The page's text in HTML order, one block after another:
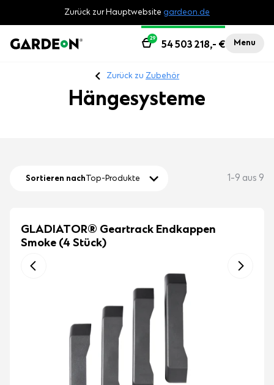
Zurück zur Hauptwebsite gardeon.de
Menu
54 503 218,- €
29
Zurück zu Zubehör
Hängesysteme
Sortieren nachTop-Produkte 1-9 aus 9
GLADIATOR® Geartrack Endkappen
Smoke (4 Stück)